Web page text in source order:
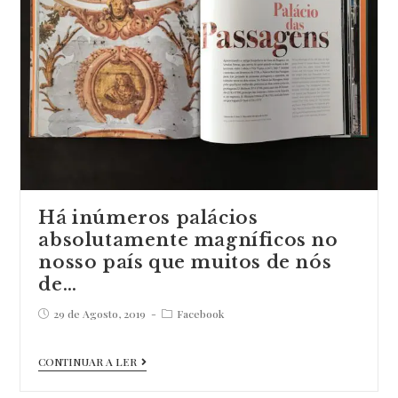
Há inúmeros palácios
absolutamente magníficos no
nosso país que muitos de nós
de…
Post29 de Agosto, 2019
PostFacebook
CONTINUAR A LER
Há